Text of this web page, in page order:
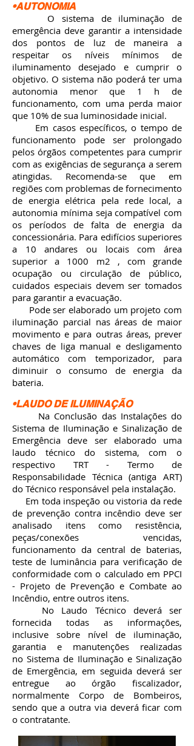
•AUTONOMIA
O sistema de iluminação de
emergência deve garantir a intensidade
dos pontos de luz de maneira a
respeitar os níveis mínimos de
iluminamento desejado e cumprir o
objetivo. O sistema não poderá ter uma
autonomia menor que 1 h de
funcionamento, com uma perda maior
que 10% de sua luminosidade inicial.
Em casos específicos, o tempo de
funcionamento pode ser prolongado
pelos órgãos competentes para cumprir
com as exigências de segurança a serem
atingidas. Recomenda-se que em
regiões com problemas de fornecimento
de energia elétrica pela rede local, a
autonomia mínima seja compatível com
os períodos de falta de energia da
concessionária. Para edifícios superiores
a 10 andares ou locais com área
superior a 1000 m2 , com grande
ocupação ou circulação de público,
cuidados especiais devem ser tomados
para garantir a evacuação.
Pode ser elaborado um projeto com
iluminação parcial nas áreas de maior
movimento e para outras áreas, prever
chaves de liga manual e desligamento
automático com temporizador, para
diminuir o consumo de energia da
bateria.
•LAUDO DE ILUMINAÇÃO
Na Conclusão das Instalações do
Sistema de Iluminação e Sinalização de
Emergência deve ser elaborado uma
laudo técnico do sistema, com o
respectivo TRT - Termo de
Responsabilidade Técnica (antiga ART)
do Técnico responsável pela instalação.
Em toda inspeção ou vistoria da rede
de prevenção contra incêndio deve ser
analisado itens como resistência,
peças/conexões vencidas,
funcionamento da central de baterias,
teste de luminância para verificação de
conformidade com o calculado em PPCI
- Projeto de Prevenção e Combate ao
Incêndio, entre outros itens.
No Laudo Técnico deverá ser
fornecida todas as informações,
inclusive sobre nível de iluminação,
garantia e manutenções realizadas
no Sistema de Iluminação e Sinalização
de Emergência, em seguida deverá ser
entregue ao órgão fiscalizador,
normalmente Corpo de Bombeiros,
sendo que a outra via deverá ficar com
o contratante.